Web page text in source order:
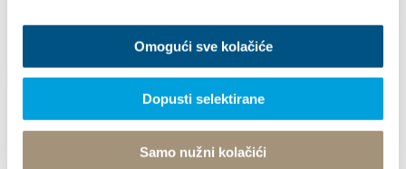
Omogući sve kolačiće
Dopusti selektirane
Samo nužni kolačići
Olvass tovább
2023. július 1. - 2023. szeptember 1.
ÉRTELMEZŐ SÉTÁK